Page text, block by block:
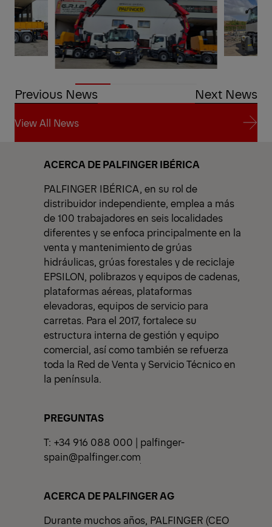
Previous News Next News
View All News
View All News
ACERCA DE PALFINGER IBÉRICA
PALFINGER IBÉRICA, en su rol de
distribuidor independiente, emplea a más
de 100 trabajadores en seis localidades
diferentes y se enfoca principalmente en la
venta y mantenimiento de grúas
hidráulicas, grúas forestales y de reciclaje
EPSILON, polibrazos y equipos de cadenas,
plataformas aéreas, plataformas
elevadoras, equipos de servicio para
carretas. Para el 2017, fortalece su
estructura interna de gestión y equipo
comercial, así como también se refuerza
toda la Red de Venta y Servicio Técnico en
la península.
PREGUNTAS
T: +34 916 088 000 | palfinger-
spain@palfinger.com
ACERCA DE PALFINGER AG
Durante muchos años, PALFINGER (CEO